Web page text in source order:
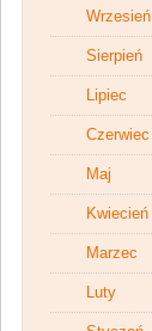
Wrzesień
Sierpień
Lipiec
Czerwiec
Maj
Kwiecień
Marzec
Luty